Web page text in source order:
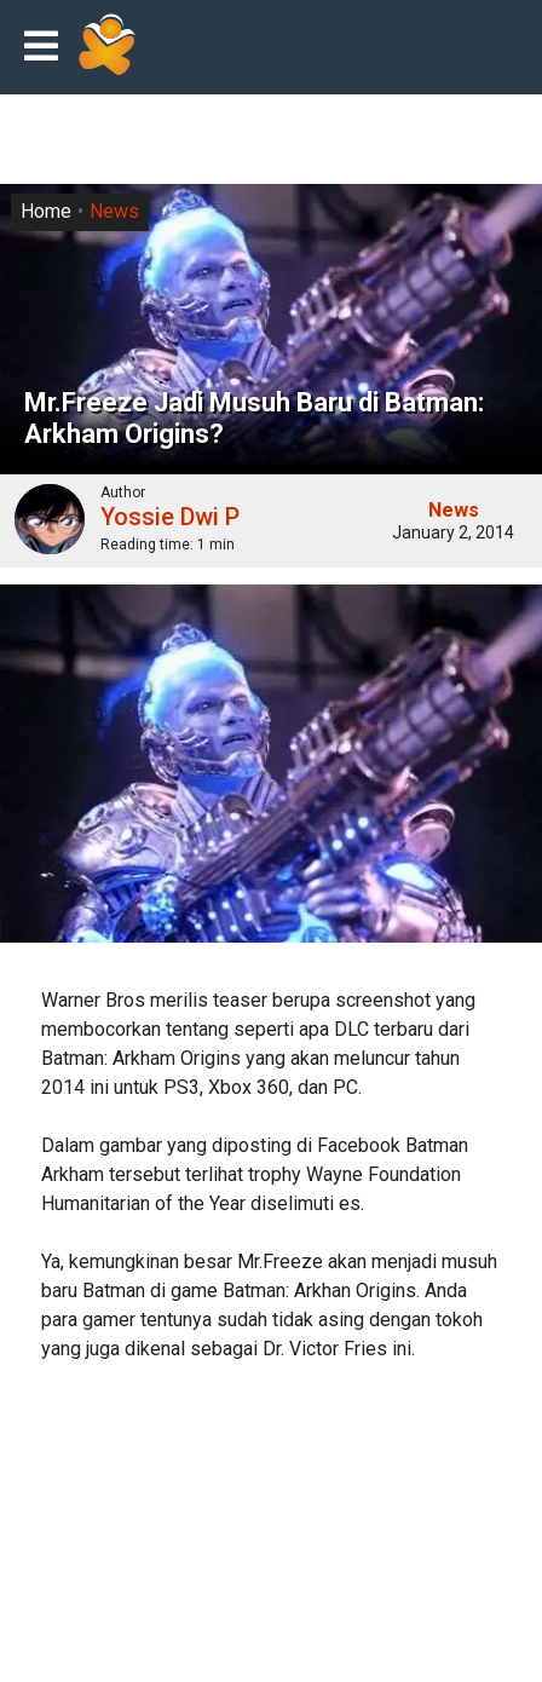
Mr.Freeze Jadi Musuh Baru di Batman:
Arkham Origins?
Home News
Author
Yossie Dwi P
Reading time: 1 min
News
January 2, 2014
Warner Bros merilis teaser berupa screenshot yang
membocorkan tentang seperti apa DLC terbaru dari
Batman: Arkham Origins yang akan meluncur tahun
2014 ini untuk PS3, Xbox 360, dan PC.
Dalam gambar yang diposting di Facebook Batman
Arkham tersebut terlihat trophy Wayne Foundation
Humanitarian of the Year diselimuti es.
Ya, kemungkinan besar Mr.Freeze akan menjadi musuh
baru Batman di game Batman: Arkhan Origins. Anda
para gamer tentunya sudah tidak asing dengan tokoh
yang juga dikenal sebagai Dr. Victor Fries ini.